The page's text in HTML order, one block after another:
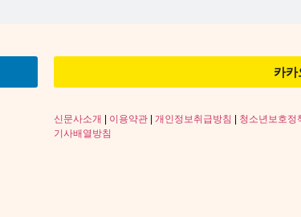
카카
신문사소개 이용약관 개인정보취급방침 청소년보호정
기사배열방침